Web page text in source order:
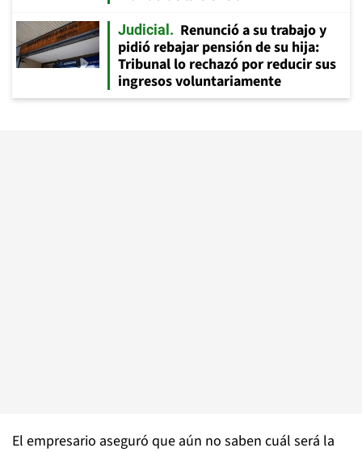
Judicial
Renunció a su trabajo y
pidió rebajar pensión de su hija:
Tribunal lo rechazó por reducir sus
ingresos voluntariamente
El empresario aseguró que aún no saben cuál será la